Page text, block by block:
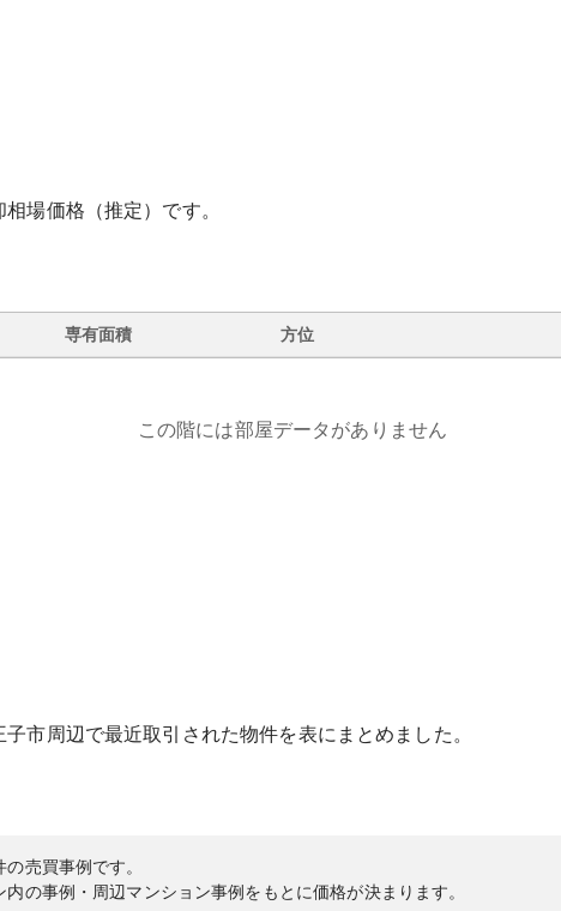
場価格（推定）です。
専有面積 方位
この階には部屋データがありません
子市周辺で最近取引された物件を表にまとめました。
売買事例です。
の事例・周辺マンション事例をもとに価格が決まります。